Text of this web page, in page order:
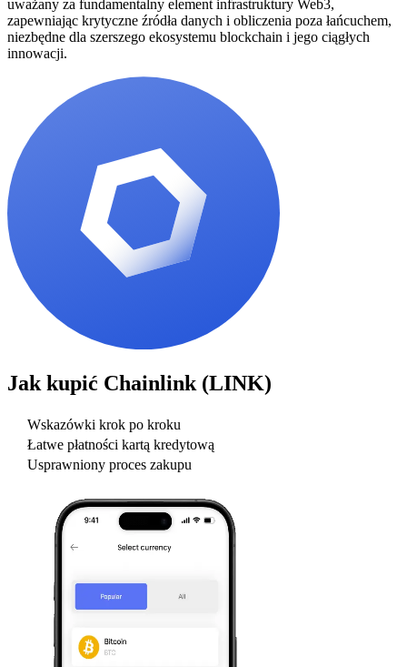
uważany za fundamentalny element infrastruktury Web3,
zapewniając krytyczne źródła danych i obliczenia poza łańcuchem,
niezbędne dla szerszego ekosystemu blockchain i jego ciągłych
innowacji.
Jak kupić Chainlink (LINK)
Wskazówki krok po kroku
Łatwe płatności kartą kredytową
Usprawniony proces zakupu